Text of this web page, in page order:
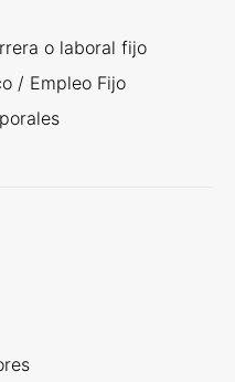
o laboral fijo
/ Empleo Fijo